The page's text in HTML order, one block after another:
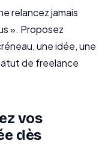
relancez jamais
». Proposez
une idée, une
de freelance
vos
dès